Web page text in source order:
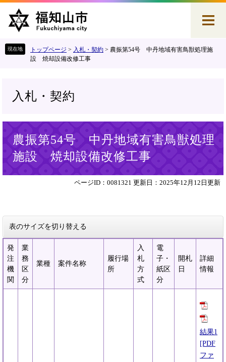
へ
トップページ > 入札・契約 > 農振第54号 中丹地域有害鳥獣処理施
設 焼却設備改修工事
入札・契約
農振第54号 中丹地域有害鳥獣処理
施設 焼却設備改修工事
ページID：0081321 更新日：2025年12月12日更新
表のサイズを切り替える
発
注
機
関
業
務
区
分
業種 案件名称
履行場
所
入
札
方
式
電
子・
紙区
分
開札
日
詳細
情報
結果1
[PDF
ファ